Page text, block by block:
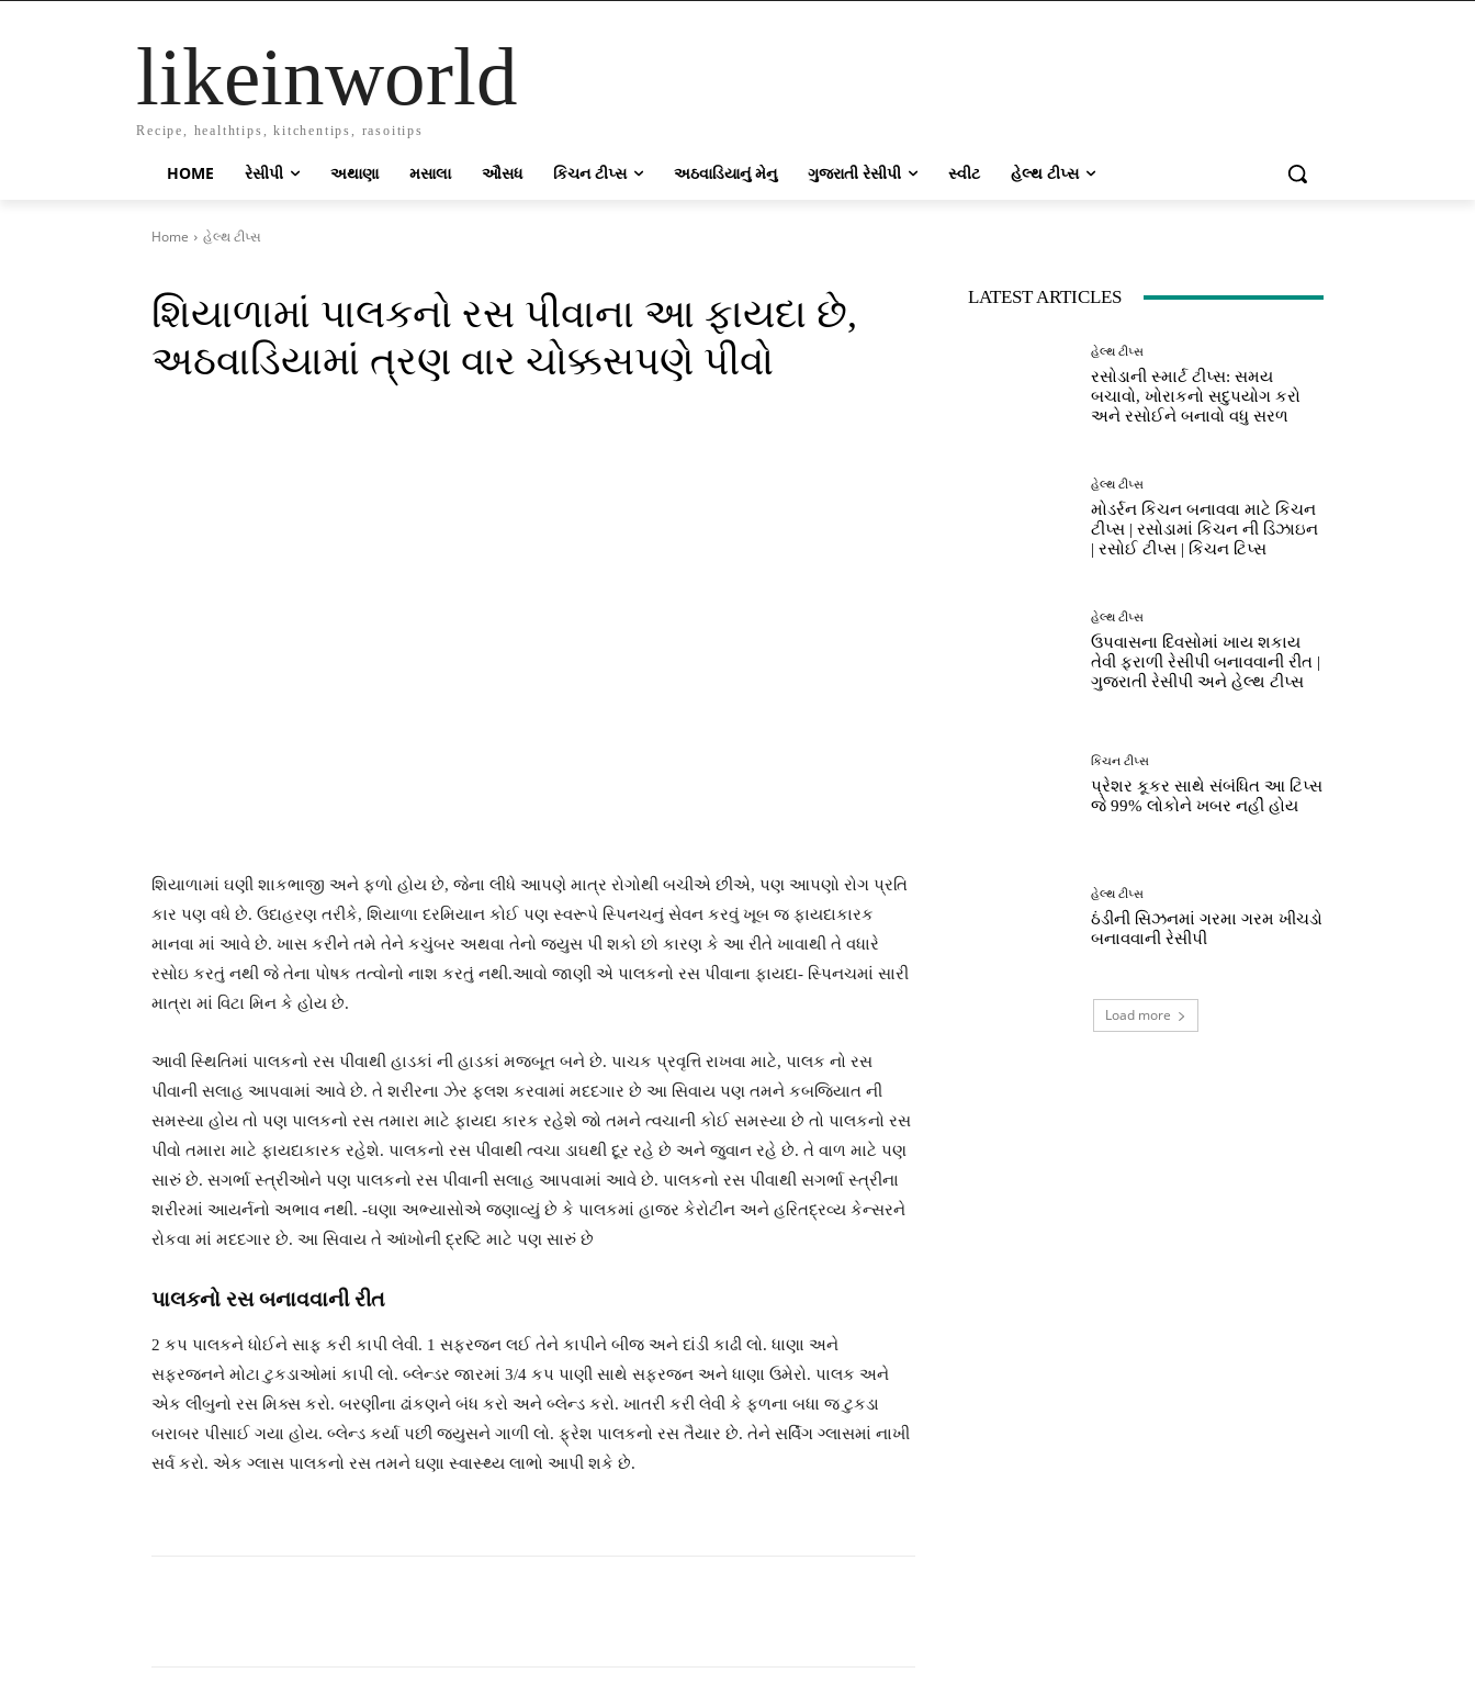
likeinworld
Recipe, healthtips, kitchentips, rasoitips
HOME રેસીપી અથાણા મસાલા ઔસધ કિચન ટીપ્સ અઠવાડિયાનું મેનુ ગુજરાતી રેસીપી સ્વીટ હેલ્થ ટીપ્સ
Home હેલ્થ ટીપ્સ
શિયાળામાં પાલકનો રસ પીવાના આ ફાયદા છે,
અઠવાડિયામાં ત્રણ વાર ચોક્કસપણે પીવો
શિયાળામાં ઘણી શાકભાજી અને ફળો હોય છે, જેના લીધે આપણે માત્ર રોગોથી બચીએ છીએ, પણ આપણો રોગ પ્રતિ
કાર પણ વધે છે. ઉદાહરણ તરીકે, શિયાળા દરમિયાન કોઈ પણ સ્વરૂપે સ્પિનચનું સેવન કરવું ખૂબ જ ફાયદાકારક
માનવા માં આવે છે. ખાસ કરીને તમે તેને કચુંબર અથવા તેનો જ્યુસ પી શકો છો કારણ કે આ રીતે ખાવાથી તે વધારે
રસોઇ કરતું નથી જે તેના પોષક તત્વોનો નાશ કરતું નથી.આવો જાણી એ પાલકનો રસ પીવાના ફાયદા- સ્પિનચમાં સારી
માત્રા માં વિટા મિન કે હોય છે.
આવી સ્થિતિમાં પાલકનો રસ પીવાથી હાડકાં ની હાડકાં મજબૂત બને છે. પાચક પ્રવૃત્તિ રાખવા માટે, પાલક નો રસ
પીવાની સલાહ આપવામાં આવે છે. તે શરીરના ઝેર ફ્લશ કરવામાં મદદગાર છે આ સિવાય પણ તમને કબજિયાત ની
સમસ્યા હોય તો પણ પાલકનો રસ તમારા માટે ફાયદા કારક રહેશે જો તમને ત્વચાની કોઈ સમસ્યા છે તો પાલકનો રસ
પીવો તમારા માટે ફાયદાકારક રહેશે. પાલકનો રસ પીવાથી ત્વચા ડાઘથી દૂર રહે છે અને જુવાન રહે છે. તે વાળ માટે પણ
સારું છે. સગર્ભા સ્ત્રીઓને પણ પાલકનો રસ પીવાની સલાહ આપવામાં આવે છે. પાલકનો રસ પીવાથી સગર્ભા સ્ત્રીના
શરીરમાં આયર્નનો અભાવ નથી. -ઘણા અભ્યાસોએ જણાવ્યું છે કે પાલકમાં હાજર કેરોટીન અને હરિતદ્રવ્ય કેન્સરને
રોકવા માં મદદગાર છે. આ સિવાય તે આંખોની દ્રષ્ટિ માટે પણ સારું છે
પાલકનો રસ બનાવવાની રીત
2 કપ પાલકને ધોઈને સાફ કરી કાપી લેવી. 1 સફરજન લઈ તેને કાપીને બીજ અને દાંડી કાઢી લો. ધાણા અને
સફરજનને મોટા ટુકડાઓમાં કાપી લો. બ્લેન્ડર જારમાં 3/4 કપ પાણી સાથે સફરજન અને ધાણા ઉમેરો. પાલક અને
એક લીંબુનો રસ મિક્સ કરો. બરણીના ઢાંકણને બંધ કરો અને બ્લેન્ડ કરો. ખાતરી કરી લેવી કે ફળના બધા જ ટુકડા
બરાબર પીસાઈ ગયા હોય. બ્લેન્ડ કર્યા પછી જ્યુસને ગાળી લો. ફ્રેશ પાલકનો રસ તૈયાર છે. તેને સર્વિંગ ગ્લાસમાં નાખી
સર્વ કરો. એક ગ્લાસ પાલકનો રસ તમને ઘણા સ્વાસ્થ્ય લાભો આપી શકે છે.
LATEST ARTICLES
હેલ્થ ટીપ્સ
રસોડાની સ્માર્ટ ટીપ્સ: સમય
બચાવો, ખોરાકનો સદુપયોગ કરો
અને રસોઈને બનાવો વધુ સરળ
હેલ્થ ટીપ્સ
મોડર્રન કિચન બનાવવા માટે કિચન
ટીપ્સ | રસોડામાં કિચન ની ડિઝાઇન
| રસોઈ ટીપ્સ | કિચન ટિપ્સ
હેલ્થ ટીપ્સ
ઉપવાસના દિવસોમાં ખાય શકાય
તેવી ફરાળી રેસીપી બનાવવાની રીત |
ગુજરાતી રેસીપી અને હેલ્થ ટીપ્સ
કિચન ટીપ્સ
પ્રેશર કૂકર સાથે સંબંધિત આ ટિપ્સ
જે 99% લોકોને ખબર નહીં હોય
હેલ્થ ટીપ્સ
ઠંડીની સિઝનમાં ગરમા ગરમ ખીચડો
બનાવવાની રેસીપી
Load more